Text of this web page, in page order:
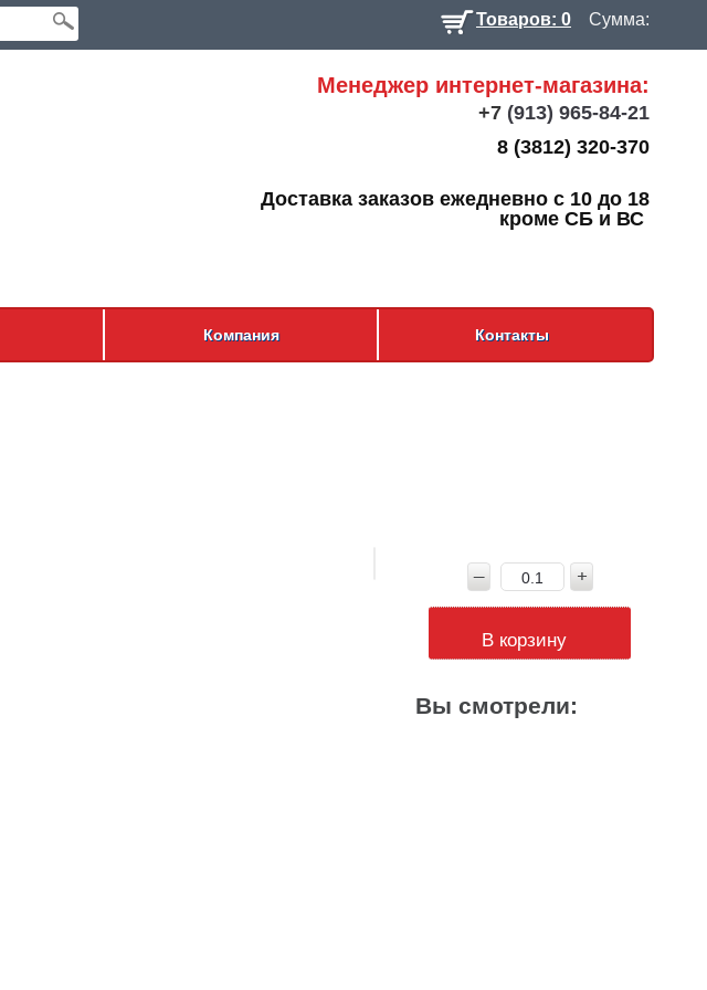
Товаров: 0 Сумма:
Менеджер интернет-магазина:
+7 (913) 965-84-21
8 (3812) 320-370
Доставка заказов ежедневно с 10 до 18
кроме СБ и ВС
Компания Контакты
В корзину
Вы смотрели: